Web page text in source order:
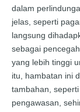
dalam
jelas, seperti
langsung
sebagai
yang lebih tinggi
itu, hambatan ini
tambahan,
pengawasan,